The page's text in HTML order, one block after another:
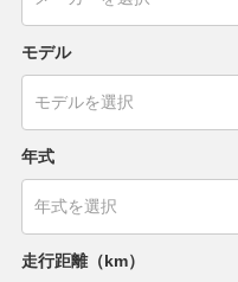
モデル
年式
走行距離（km）